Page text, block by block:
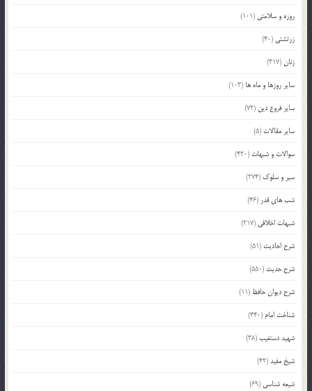
روزه و سلامتی (101)
زرتشتی (40)
زنان(317)
سایر روزها و ماه ها (103)
سایر فروع دین (72)
سایر مقالات (5)
سوالات و شبهات (420)
سیر و سلوک (274)
شب های قدر (46)
شبهات اخلاقی (217)
شرح احادیث (51)
شرح حدیث (550)
شرح دیوان حافظ (11)
شناخت امام (440)
شهید دستغیب(38)
شیخ مفید(42)
شیعه شناسی (69)